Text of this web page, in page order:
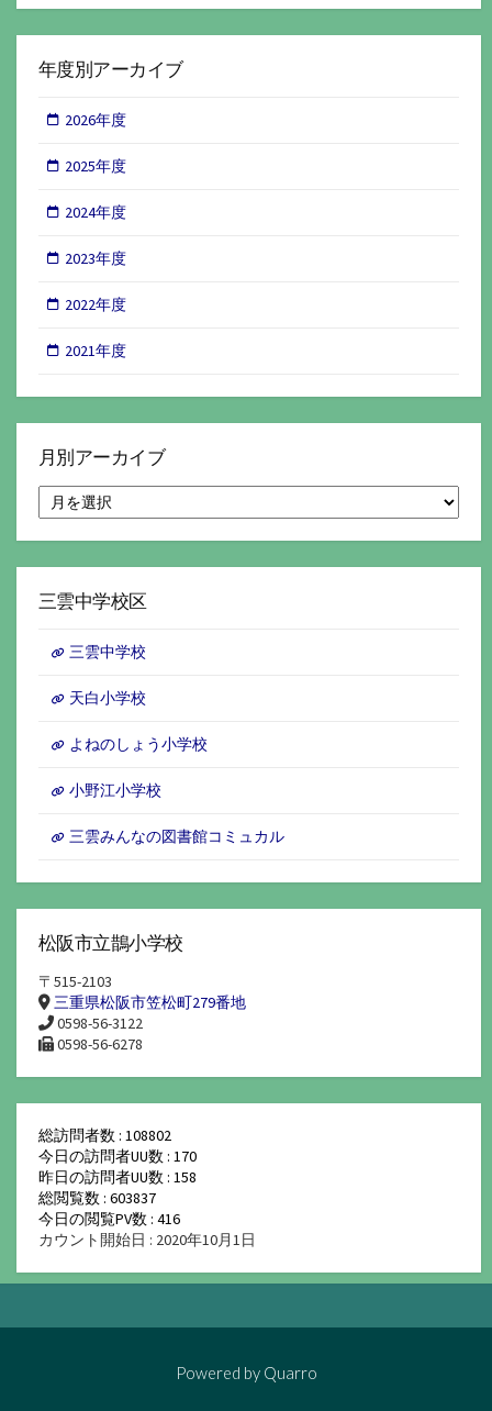
年度別アーカイブ
2026年度
2025年度
2024年度
2023年度
2022年度
2021年度
月別アーカイブ
別
ア
イ
三雲中学校区
三雲中学校
天白小学校
よねのしょう小学校
小野江小学校
三雲みんなの図書館コミュカル
松阪市立鵲小学校
〒515-2103
三重県松阪市笠松町279番地
0598-56-3122
0598-56-6278
総訪問者数 : 108802
今日の訪問者UU数 : 170
昨日の訪問者UU数 : 158
総閲覧数 : 603837
今日の閲覧PV数 : 416
カウント開始日 : 2020年10月1日
Powered by Quarro